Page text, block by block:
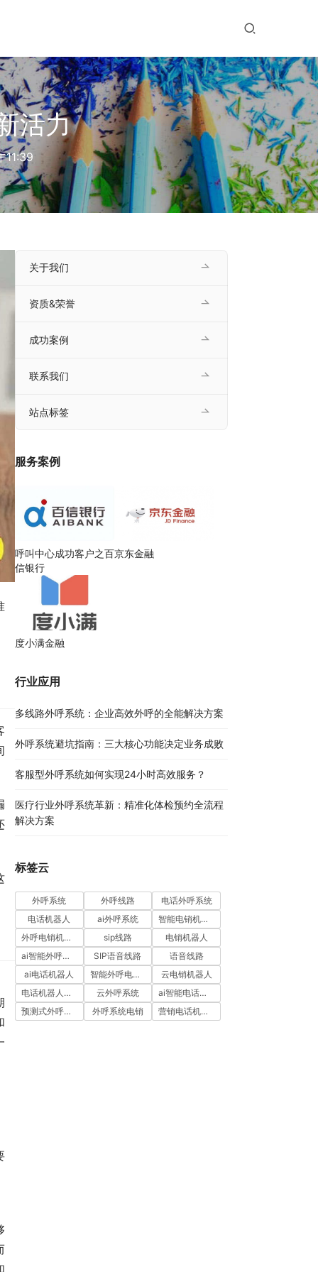
活力
11:39
关于我们
资质&荣誉
成功案例
联系我们
站点标签
服务案例
呼叫中心成功客户之百
信银行
京东金融
度小满金融
行业应用
多线路外呼系统：企业高效外呼的全能解决方案​
外呼系统避坑指南：三大核心功能决定业务成败​
客服型外呼系统如何实现24小时高效服务？
医疗行业外呼系统革新：精准化体检预约全流程
解决方案​
标签云
外呼系统 外呼线路
电话外呼系统
电话机器人
ai外呼系统
智能电销机器人
外呼电销机器人
sip线路
电销机器人
ai智能外呼系统
SIP语音线路
语音线路
ai电话机器人
智能外呼电销机器人
云电销机器人
电话机器人外呼
云外呼系统
ai智能电话机器人
预测式外呼系统
外呼系统电销 营销电话机器人